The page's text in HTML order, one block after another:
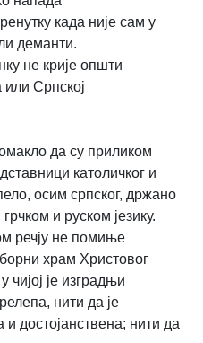
када није сам у
деманти.
не крије општи
Српској
да су приликом
католичког и
осим српског, држано
грчком и руском језику.
речју не помиње
храм Христовог
је изградњи
нити да је
и достојанствена; нити да